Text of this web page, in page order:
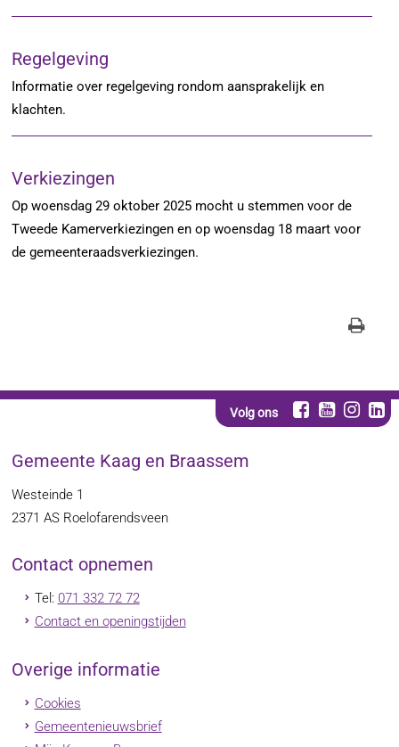
Regelgeving
Informatie over regelgeving rondom aansprakelijk en
klachten.
Verkiezingen
Op woensdag 29 oktober 2025 mocht u stemmen voor de
Tweede Kamerverkiezingen en op woensdag 18 maart voor
de gemeenteraadsverkiezingen.
Volg ons
Gemeente Kaag en Braassem
Westeinde 1
2371 AS Roelofarendsveen
Contact opnemen
Tel: 071 332 72 72
Contact en openingstijden
Overige informatie
Cookies
Gemeentenieuwsbrief